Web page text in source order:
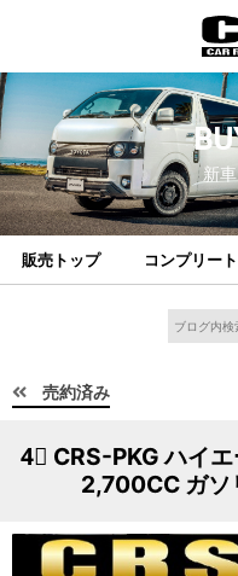
新
販売トップ コンプリート
売約済み
4⃣ CRS-PKG ハイ
2,700CC ガソ